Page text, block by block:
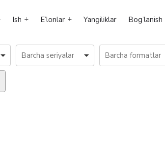
Ish E’lonlar Yangiliklar Bog’lanish